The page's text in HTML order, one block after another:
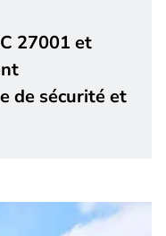
27001 et
de sécurité et